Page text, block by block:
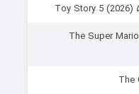
دانلود انیمیشن سوپر ماریو گلکسی The Super Mario